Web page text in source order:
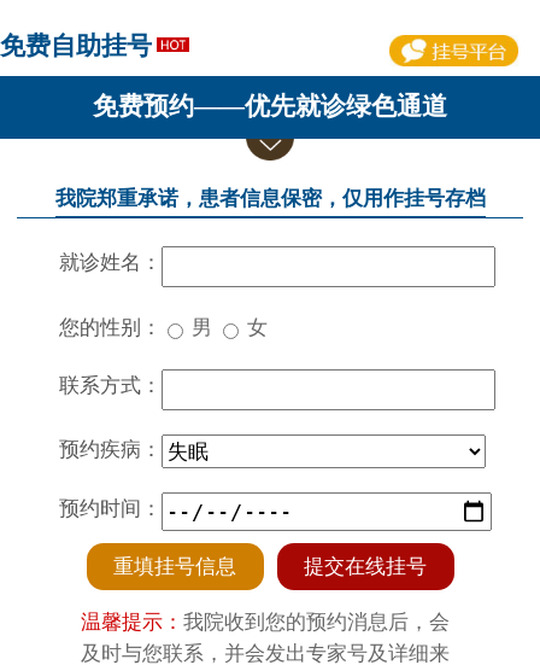
免费自助挂号
免费预约——优先就诊绿色通道
我院郑重承诺，患者信息保密，仅用作挂号存档
就诊姓名：
您的性别： 男 女
联系方式：
预约疾病：
预约时间：
重填挂号信息 提交在线挂号
温馨提示：我院收到您的预约消息后，会
及时与您联系，并会发出专家号及详细来